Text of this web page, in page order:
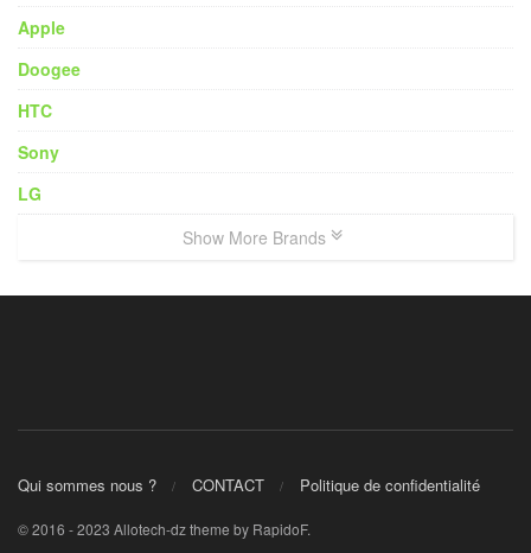
Apple
Doogee
HTC
Sony
LG
Show More Brands
Qui sommes nous ? CONTACT Politique de confidentialité
© 2016 - 2023 Allotech-dz theme by RapidoF.